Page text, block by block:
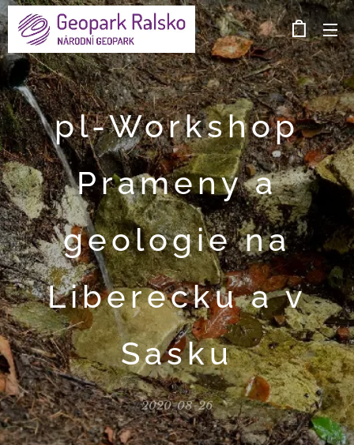
pl-Workshop
Prameny a
geologie na
Liberecku a v
Sasku
2020-08-26